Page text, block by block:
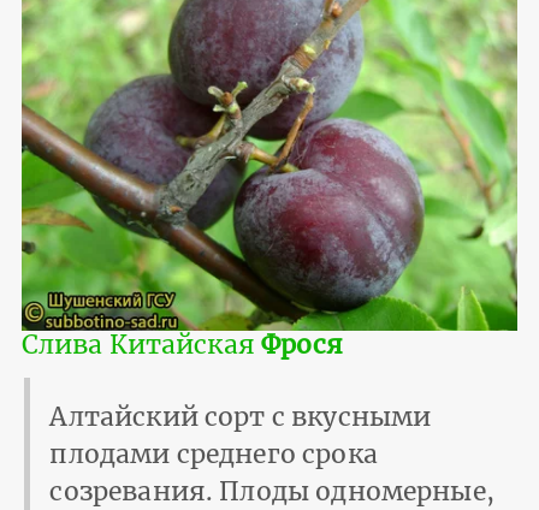
Слива КитайскаяФрося
Алтайский сорт с вкусными
плодами среднего срока
созревания. Плоды одномерные,